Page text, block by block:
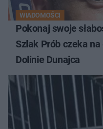
WIADOMOŚCI
Pokonaj swoje
Szlak Prób czeka
Dolinie Dunajca